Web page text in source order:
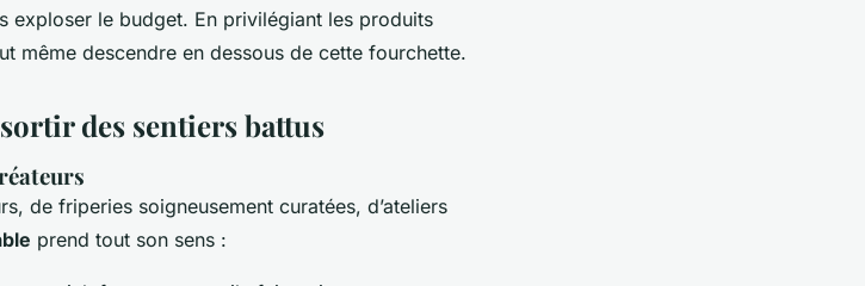
exploser le budget. En privilégiant les produits
même descendre en dessous de cette fourchette.
des sentiers battus
de friperies soigneusement curatées, d’ateliers
prend tout son sens :